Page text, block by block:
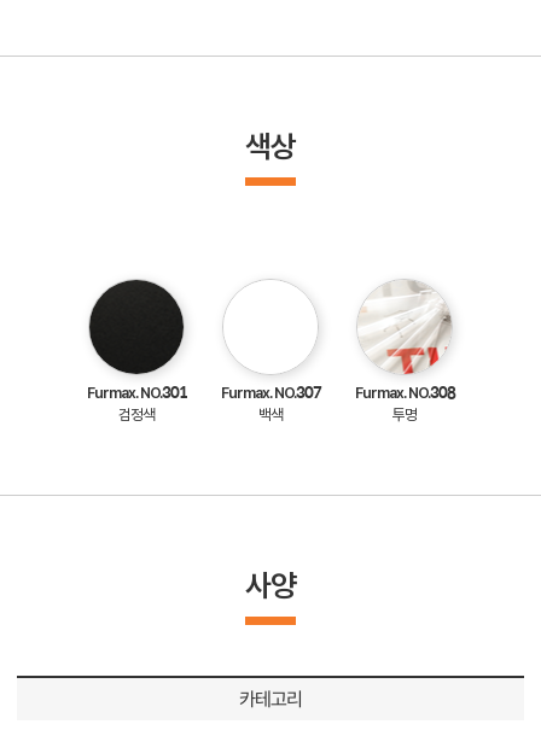
색상
Furmax. NO.301
검정색
Furmax. NO.307
백색
Furmax. NO.308
투명
사양
카테고리